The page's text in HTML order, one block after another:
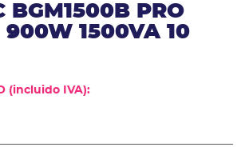
BGM1500B PRO
900W 1500VA 10
(incluido IVA):